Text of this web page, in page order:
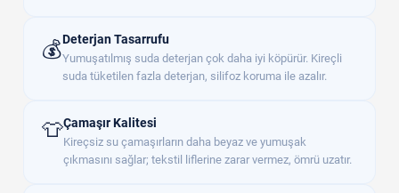
💰Deterjan Tasarrufu
Yumuşatılmış suda deterjan çok daha iyi köpürür. Kireçli
suda tüketilen fazla deterjan, silifoz koruma ile azalır.
👕Çamaşır Kalitesi
Kireçsiz su çamaşırların daha beyaz ve yumuşak
çıkmasını sağlar; tekstil liflerine zarar vermez, ömrü uzatır.